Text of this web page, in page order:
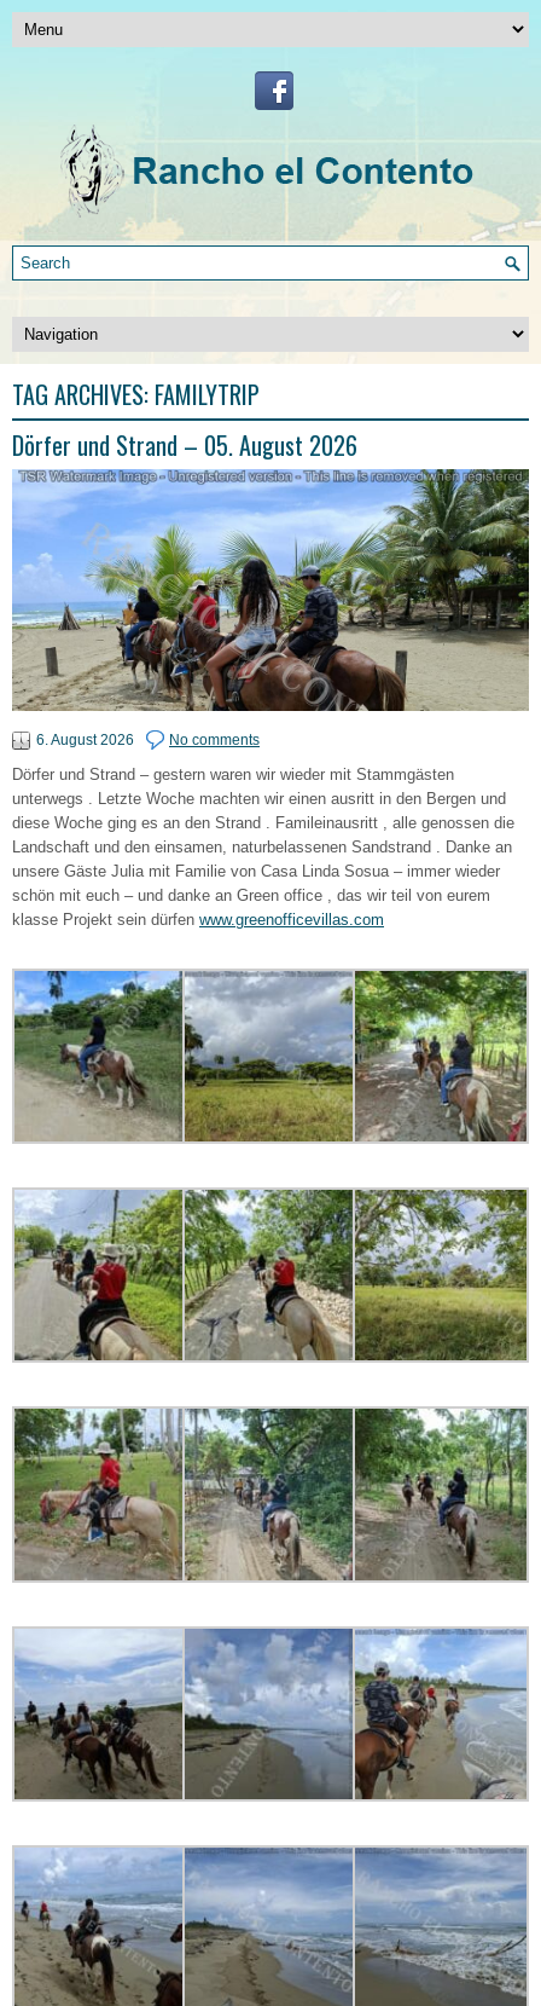
TAG ARCHIVES: FAMILYTRIP
Dörfer und Strand – 05. August 2026
6. August 2026 No comments
Dörfer und Strand – gestern waren wir wieder mit Stammgästen
unterwegs . Letzte Woche machten wir einen ausritt in den Bergen und
diese Woche ging es an den Strand . Famileinausritt , alle genossen die
Landschaft und den einsamen, naturbelassenen Sandstrand . Danke an
unsere Gäste Julia mit Familie von Casa Linda Sosua – immer wieder
schön mit euch – und danke an Green office , das wir teil von eurem
klasse Projekt sein dürfen www.greenofficevillas.com